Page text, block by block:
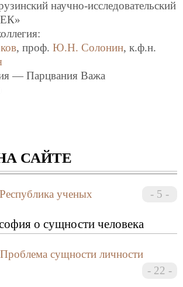
научно-исследовательский
, проф. Ю.Н. Солонин, к.ф.н.
— Парцвания Важа
Солонин, В.В. Парцвания,
4
о новых результатах
человека в процессе
настолько быстро, что
традиционных ценностей.
прежде всего судьба
САЙТЕ
Республика ученых 5
о сущности человека
Проблема сущности личности
22